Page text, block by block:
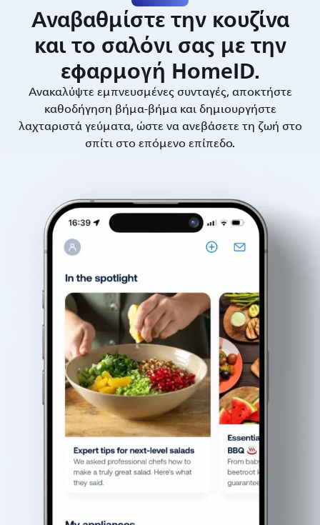
Αναβαθμίστε την κουζίνα
και το σαλόνι σας με την
εφαρμογή HomeID.
Ανακαλύψτε εμπνευσμένες συνταγές, αποκτήστε
καθοδήγηση βήμα-βήμα και δημιουργήστε
λαχταριστά γεύματα, ώστε να ανεβάσετε τη ζωή στο
σπίτι στο επόμενο επίπεδο.